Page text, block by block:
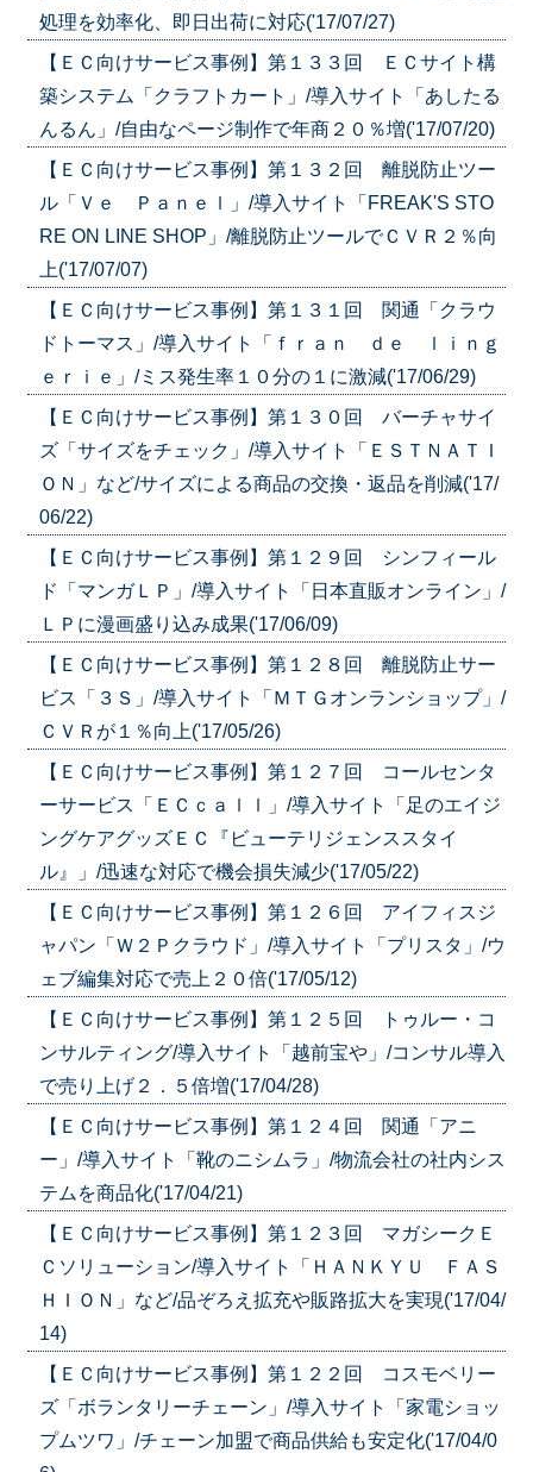
処理を効率化、即日出荷に対応('17/07/27)
【ＥＣ向けサービス事例】第１３３回 ＥＣサイト構
築システム「クラフトカート」/導入サイト「あしたる
んるん」/自由なページ制作で年商２０％増('17/07/20)
【ＥＣ向けサービス事例】第１３２回 離脱防止ツー
ル「Ｖｅ Ｐａｎｅｌ」/導入サイト「FREAK'S STO
RE ON LINE SHOP」/離脱防止ツールでＣＶＲ２％向
上('17/07/07)
【ＥＣ向けサービス事例】第１３１回 関通「クラウ
ドトーマス」/導入サイト「ｆｒａｎ ｄｅ ｌｉｎｇ
ｅｒｉｅ」/ミス発生率１０分の１に激減('17/06/29)
【ＥＣ向けサービス事例】第１３０回 バーチャサイ
ズ「サイズをチェック」/導入サイト「ＥＳＴＮＡＴＩ
ＯＮ」など/サイズによる商品の交換・返品を削減('17/
06/22)
【ＥＣ向けサービス事例】第１２９回 シンフィール
ド「マンガＬＰ」/導入サイト「日本直販オンライン」/
ＬＰに漫画盛り込み成果('17/06/09)
【ＥＣ向けサービス事例】第１２８回 離脱防止サー
ビス「３Ｓ」/導入サイト「ＭＴＧオンランショップ」/
ＣＶＲが１％向上('17/05/26)
【ＥＣ向けサービス事例】第１２７回 コールセンタ
ーサービス「ＥＣｃａｌｌ」/導入サイト「足のエイジ
ングケアグッズＥＣ『ビューテリジェンススタイ
ル』」/迅速な対応で機会損失減少('17/05/22)
【ＥＣ向けサービス事例】第１２６回 アイフィスジ
ャパン「Ｗ２Ｐクラウド」/導入サイト「プリスタ」/ウ
ェブ編集対応で売上２０倍('17/05/12)
【ＥＣ向けサービス事例】第１２５回 トゥルー・コ
ンサルティング/導入サイト「越前宝や」/コンサル導入
で売り上げ２．５倍増('17/04/28)
【ＥＣ向けサービス事例】第１２４回 関通「アニ
ー」/導入サイト「靴のニシムラ」/物流会社の社内シス
テムを商品化('17/04/21)
【ＥＣ向けサービス事例】第１２３回 マガシークＥ
Ｃソリューション/導入サイト「ＨＡＮＫＹＵ ＦＡＳ
ＨＩＯＮ」など/品ぞろえ拡充や販路拡大を実現('17/04/
14)
【ＥＣ向けサービス事例】第１２２回 コスモベリー
ズ「ボランタリーチェーン」/導入サイト「家電ショッ
プムツワ」/チェーン加盟で商品供給も安定化('17/04/0